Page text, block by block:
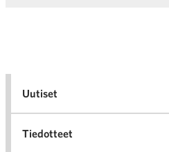
Uutiset
Tiedotteet